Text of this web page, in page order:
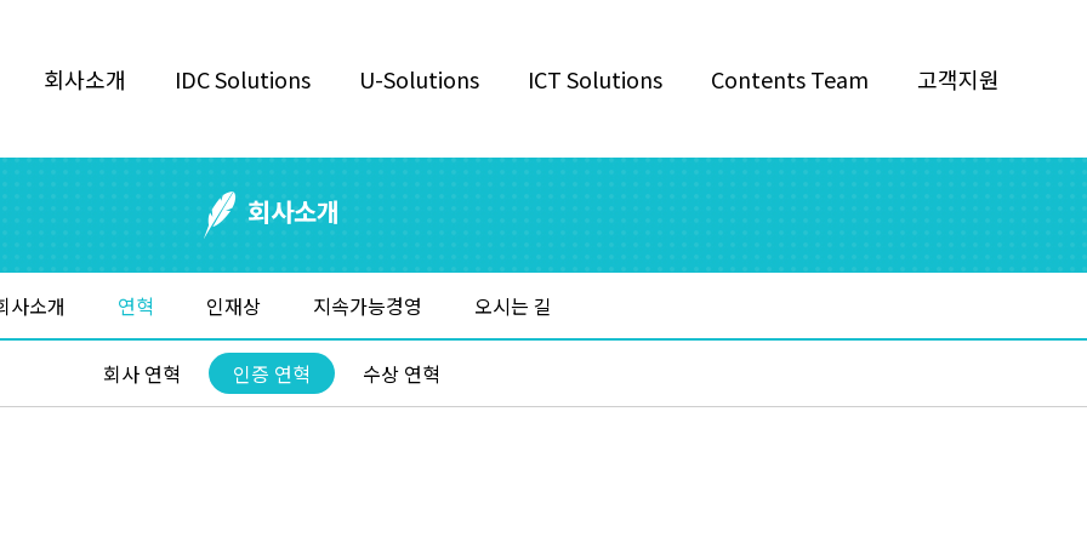
회사소개 IDC Solutions U-Solutions ICT Solutions Contents Team 고객지원
회사소개
사소개 연혁 인재상 지속가능경영 오시는 길
회사 연혁 인증 연혁 수상 연혁